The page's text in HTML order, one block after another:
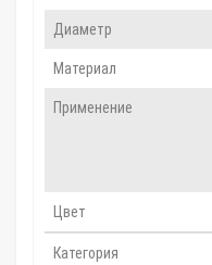
Диаметр
Материал
Применение
Цвет
Категория